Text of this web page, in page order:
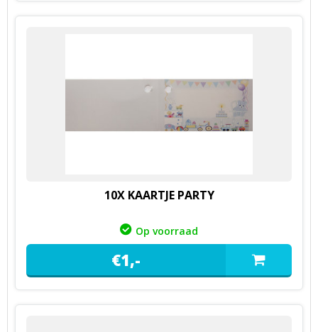
10X KAARTJE PARTY
Op voorraad
€1,-